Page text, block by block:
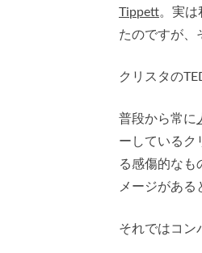
Tippett。実
たのですが、
クリスタの
普段から常に
ーしているク
る感傷的なも
メージがある
それではコン